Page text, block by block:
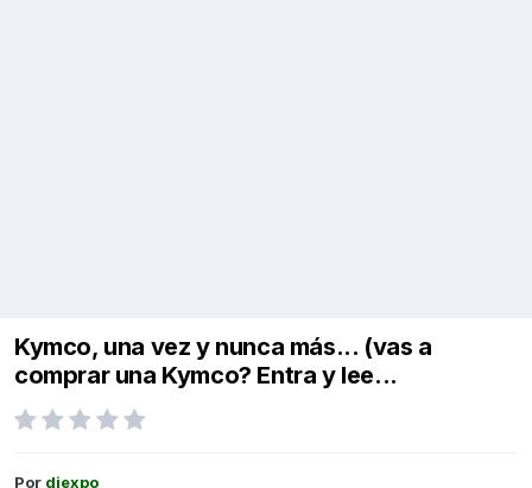
Kymco, una vez y nunca más... (vas a
comprar una Kymco? Entra y lee...
Por diexpo